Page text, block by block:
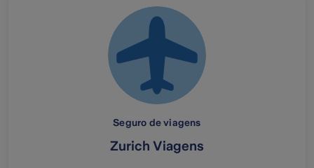
Seguro de viagens
Zurich Viagens